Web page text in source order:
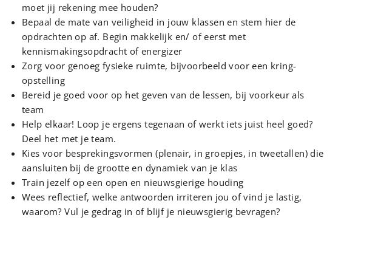
moet jij rekening mee houden?
Bepaal de mate van veiligheid in jouw klassen en stem hier de
opdrachten op af. Begin makkelijk en/ of eerst met
kennismakingsopdracht of energizer
Zorg voor genoeg fysieke ruimte, bijvoorbeeld voor een kring-
opstelling
Bereid je goed voor op het geven van de lessen, bij voorkeur als
team
Help elkaar! Loop je ergens tegenaan of werkt iets juist heel goed?
Deel het met je team.
Kies voor besprekingsvormen (plenair, in groepjes, in tweetallen) die
aansluiten bij de grootte en dynamiek van je klas
Train jezelf op een open en nieuwsgierige houding
Wees reflectief, welke antwoorden irriteren jou of vind je lastig,
waarom? Vul je gedrag in of blijf je nieuwsgierig bevragen?